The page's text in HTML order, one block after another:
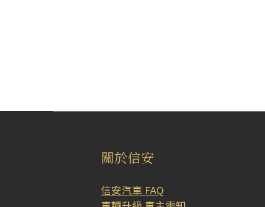
關於信安
信安汽車 FAQ